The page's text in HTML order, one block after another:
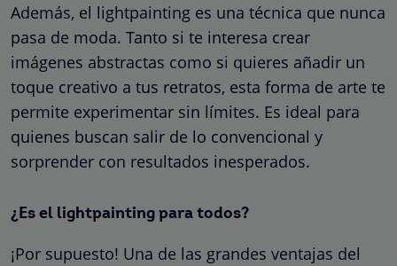
Además, el lightpainting es una técnica que nunca
pasa de moda. Tanto si te interesa crear
imágenes abstractas como si quieres añadir un
toque creativo a tus retratos, esta forma de arte te
permite experimentar sin límites. Es ideal para
quienes buscan salir de lo convencional y
sorprender con resultados inesperados.
¿Es el lightpainting para todos?
¡Por supuesto! Una de las grandes ventajas del